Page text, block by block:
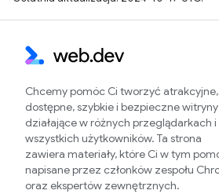
Chcemy pomóc Ci tworzyć atrakcyjne,
dostępne, szybkie i bezpieczne witryny
działające w różnych przeglądarkach i
wszystkich użytkowników. Ta strona
zawiera materiały, które Ci w tym
napisane przez członków zespołu
oraz ekspertów zewnętrznych.